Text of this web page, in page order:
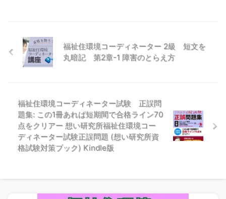
福祉住環境コーディネーター 2級 短文を
丸暗記 第2章-1 障害のとらえ方
福祉住環境コーディネーター試験 正誤問
題集: この1冊あれば短期間で合格ライン70
点をクリアー 想い研究所福祉住環境コー
ディネーター試験正誤問題 (想い研究所資
格試験対策ブック) Kindle版